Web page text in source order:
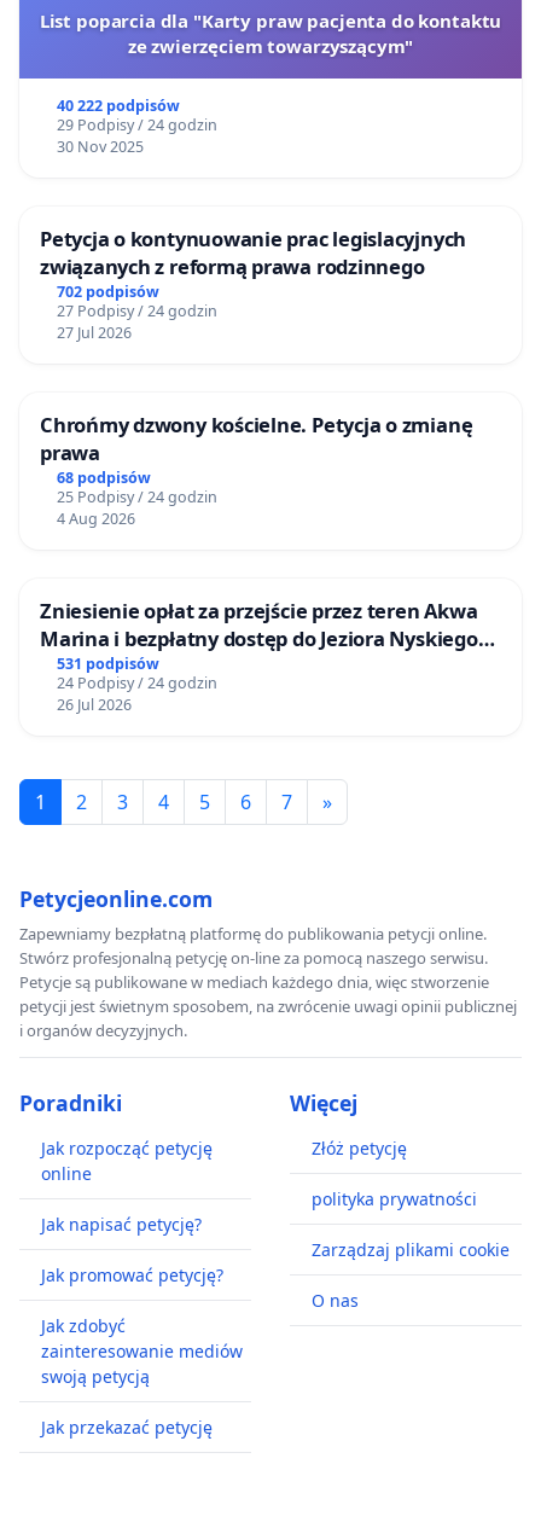
List poparcia dla "Karty praw pacjenta do kontaktu
ze zwierzęciem towarzyszącym"
40 222 podpisów
29 Podpisy / 24 godzin
30 Nov 2025
Petycja o kontynuowanie prac legislacyjnych
związanych z reformą prawa rodzinnego
702 podpisów
27 Podpisy / 24 godzin
27 Jul 2026
Chrońmy dzwony kościelne. Petycja o zmianę
prawa
68 podpisów
25 Podpisy / 24 godzin
4 Aug 2026
Zniesienie opłat za przejście przez teren Akwa
Marina i bezpłatny dostęp do Jeziora Nyskiego
dla mieszkańców Gminy Nysa
531 podpisów
24 Podpisy / 24 godzin
26 Jul 2026
1 2 3 4 5 6 7 »
Petycjeonline.com
Zapewniamy bezpłatną platformę do publikowania petycji online.
Stwórz profesjonalną petycję on-line za pomocą naszego serwisu.
Petycje są publikowane w mediach każdego dnia, więc stworzenie
petycji jest świetnym sposobem, na zwrócenie uwagi opinii publicznej
i organów decyzyjnych.
Poradniki
Jak rozpocząć petycję
online
Jak napisać petycję?
Jak promować petycję?
Jak zdobyć
zainteresowanie mediów
swoją petycją
Jak przekazać petycję
Więcej
Złóż petycję
polityka prywatności
Zarządzaj plikami cookie
O nas